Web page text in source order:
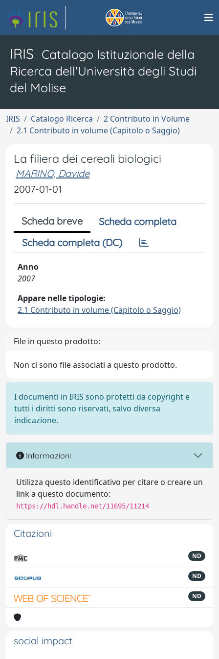
IRIS Catalogo Istituzionale della
Ricerca dell'Università degli Studi
del Molise
IRIS Catalogo Ricerca
2 Contributo in Volume
2.1 Contributo in volume (Capitolo o Saggio)
La filiera dei cereali biologici
MARINO, Davide
2007-01-01
Scheda breve
Scheda completa
Scheda completa (DC)
Anno
2007
Appare nelle tipologie:
2.1 Contributo in volume (Capitolo o Saggio)
File in questo prodotto:
Non ci sono file associati a questo prodotto.
I documenti in IRIS sono protetti da copyright e
tutti i diritti sono riservati, salvo diversa
indicazione.
Informazioni
Utilizza questo identificativo per citare o creare un
link a questo documento:
https://hdl.handle.net/11695/11214
Citazioni
ND
ND
ND
social impact